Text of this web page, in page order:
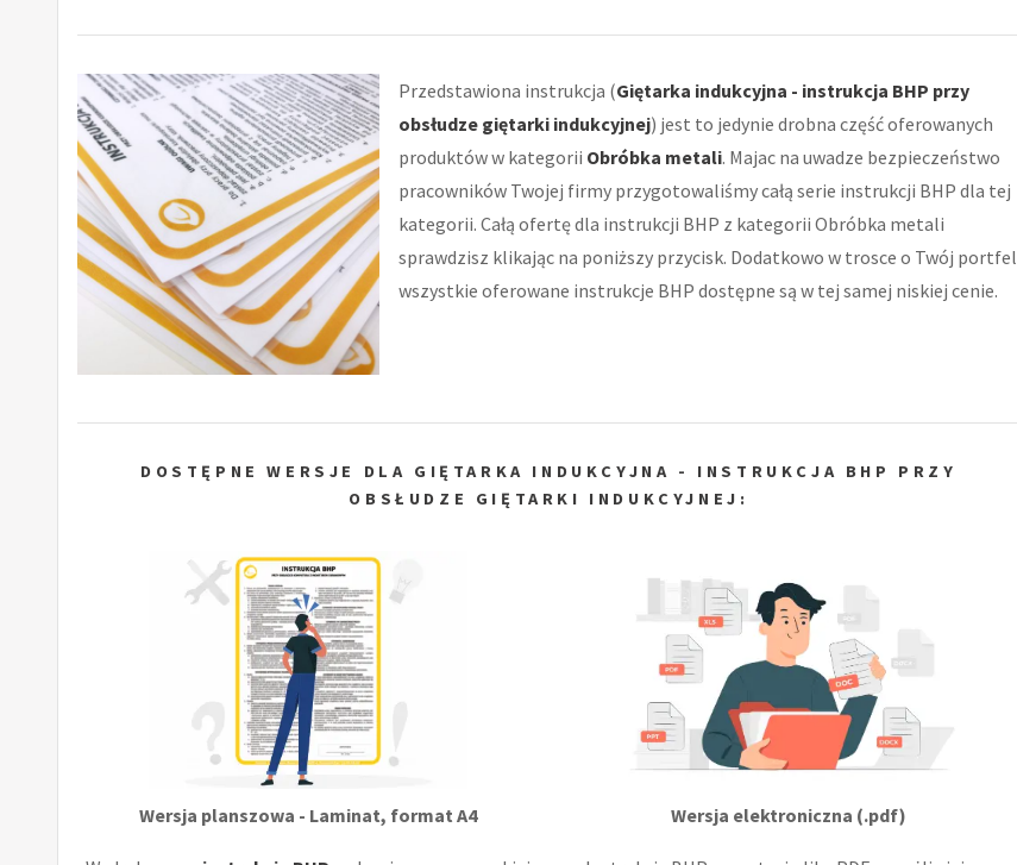
Przedstawiona instrukcja (Giętarka indukcyjna - instrukcja BHP przy
obsłudze giętarki indukcyjnej) jest to jedynie drobna część oferowanych
produktów w kategorii Obróbka metali. Majac na uwadze bezpieczeństwo
pracowników Twojej firmy przygotowaliśmy całą serie instrukcji BHP dla tej
kategorii. Całą ofertę dla instrukcji BHP z kategorii Obróbka metali
sprawdzisz klikając na poniższy przycisk. Dodatkowo w trosce o Twój portfel
wszystkie oferowane instrukcje BHP dostępne są w tej samej niskiej cenie.
DOSTĘPNE WERSJE DLA GIĘTARKA INDUKCYJNA - INSTRUKCJA BHP PRZY
OBSŁUDZE GIĘTARKI INDUKCYJNEJ:
Wersja planszowa - Laminat, format A4 Wersja elektroniczna (.pdf)